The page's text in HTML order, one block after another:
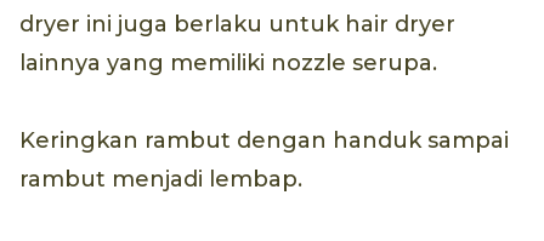
dryer ini juga berlaku untuk hair dryer
lainnya yang memiliki nozzle serupa.
Keringkan rambut dengan handuk sampai
rambut menjadi lembap.